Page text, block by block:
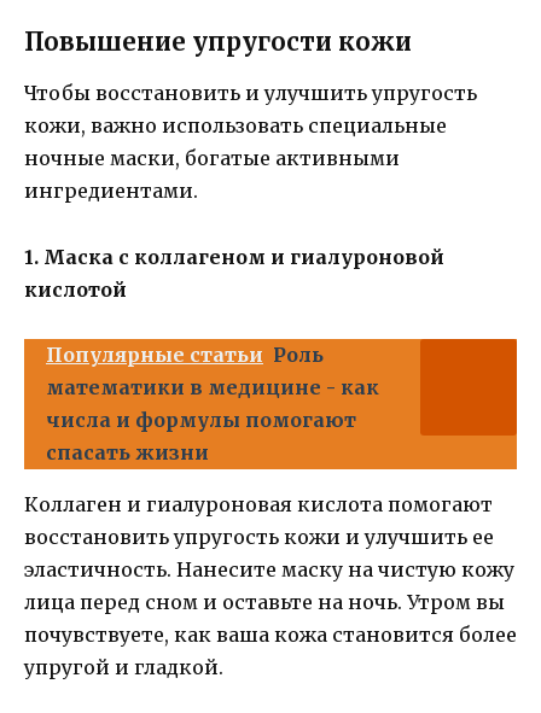
Повышение упругости кожи
Чтобы восстановить и улучшить упругость
кожи, важно использовать специальные
ночные маски, богатые активными
ингредиентами.
1. Маска с коллагеном и гиалуроновой
кислотой
Популярные статьи Роль
математики в медицине - как
числа и формулы помогают
спасать жизни
Коллаген и гиалуроновая кислота помогают
восстановить упругость кожи и улучшить ее
эластичность. Нанесите маску на чистую кожу
лица перед сном и оставьте на ночь. Утром вы
почувствуете, как ваша кожа становится более
упругой и гладкой.